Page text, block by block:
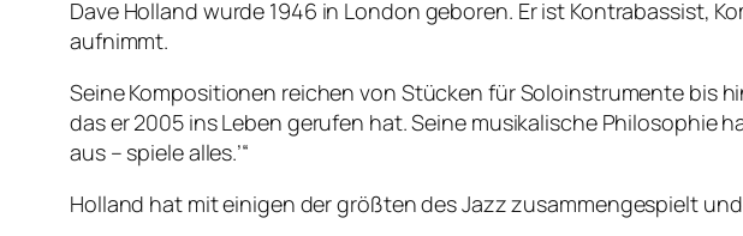
Dave Holland wurde 1946 in London geboren. Er ist Kontrabassist,
aufnimmt.
Seine Kompositionen reichen von Stücken für Soloinstrumente bis
das er 2005 ins Leben gerufen hat. Seine musikalische Philosophie
aus – spiele alles.’“
Holland hat mit einigen der größten des Jazz zusammengespielt